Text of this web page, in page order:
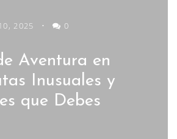
2025 • 0
Aventura en
Inusuales y
que Debes